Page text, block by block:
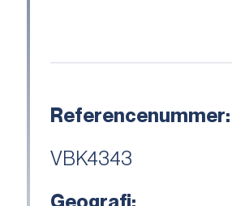
Referencenummer:
VBK4343